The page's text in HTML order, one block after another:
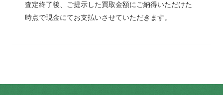
査定終了後、ご提示した買取金額にご納得いただけた
時点で現金にてお支払いさせていただきます。